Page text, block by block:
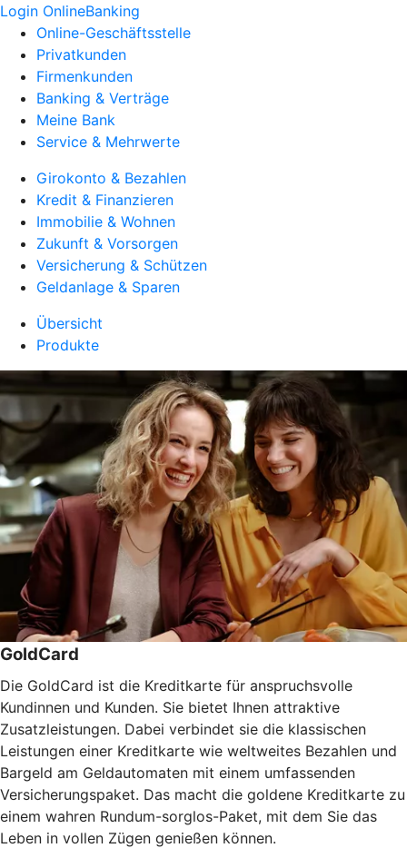
Login OnlineBanking
Online-Geschäftsstelle
Privatkunden
Firmenkunden
Banking & Verträge
Meine Bank
Service & Mehrwerte
Girokonto & Bezahlen
Kredit & Finanzieren
Immobilie & Wohnen
Zukunft & Vorsorgen
Versicherung & Schützen
Geldanlage & Sparen
Übersicht
Produkte
GoldCard
Die GoldCard ist die Kreditkarte für anspruchsvolle
Kundinnen und Kunden. Sie bietet Ihnen attraktive
Zusatzleistungen. Dabei verbindet sie die klassischen
Leistungen einer Kreditkarte wie weltweites Bezahlen und
Bargeld am Geldautomaten mit einem umfassenden
Versicherungspaket. Das macht die goldene Kreditkarte zu
einem wahren Rundum-sorglos-Paket, mit dem Sie das
Leben in vollen Zügen genießen können.